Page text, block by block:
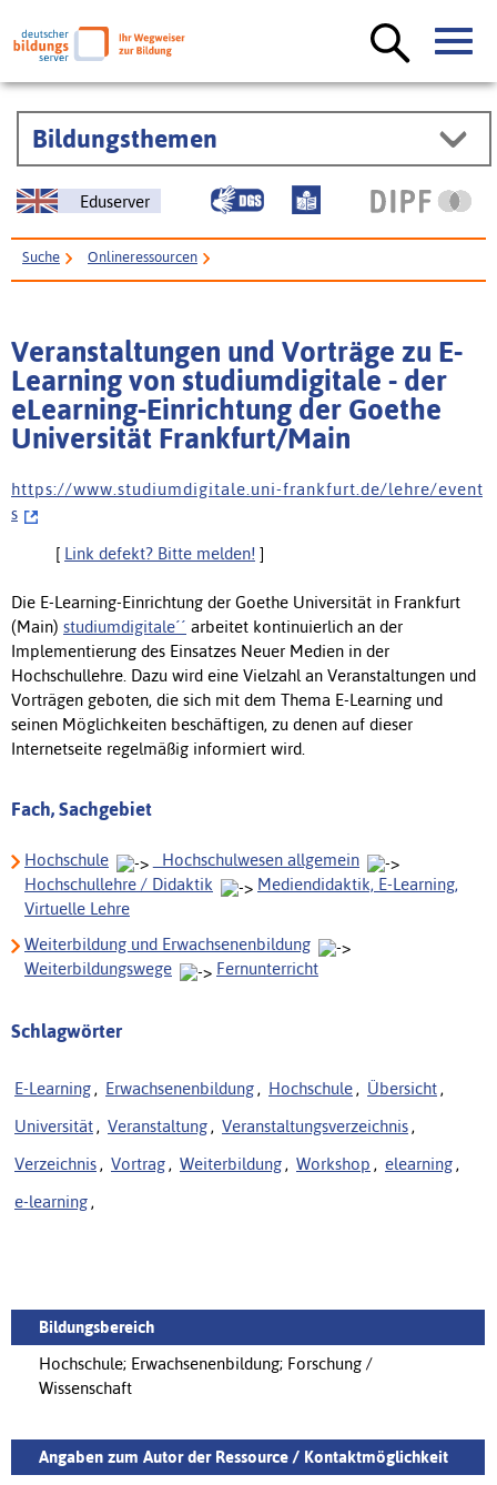
Bildungsthemen
Eduserver
Suche Onlineressourcen
Veranstaltungen und Vorträge zu E-
Learning von studiumdigitale - der
eLearning-Einrichtung der Goethe
Universität Frankfurt/Main
h t t p s : / / w w w . s t u d i u m d i g i t a l e . u n i - f r a n k f u r t . d e / l e h r e / e v e n t
s
[ Link defekt? Bitte melden! ]
Die E-Learning-Einrichtung der Goethe Universität in Frankfurt
(Main) studiumdigitale´´ arbeitet kontinuierlich an der
Implementierung des Einsatzes Neuer Medien in der
Hochschullehre. Dazu wird eine Vielzahl an Veranstaltungen und
Vorträgen geboten, die sich mit dem Thema E-Learning und
seinen Möglichkeiten beschäftigen, zu denen auf dieser
Internetseite regelmäßig informiert wird.
Fach, Sachgebiet
Hochschule
_Hochschulwesen allgemein
Hochschullehre / Didaktik
Mediendidaktik, E-Learning,
Virtuelle Lehre
Weiterbildung und Erwachsenenbildung
Weiterbildungswege
Fernunterricht
Schlagwörter
E-Learning , Erwachsenenbildung , Hochschule , Übersicht ,
Universität , Veranstaltung , Veranstaltungsverzeichnis ,
Verzeichnis , Vortrag , Weiterbildung , Workshop , elearning ,
e-learning ,
Bildungsbereich
Hochschule; Erwachsenenbildung; Forschung /
Wissenschaft
Angaben zum Autor der Ressource / Kontaktmöglichkeit